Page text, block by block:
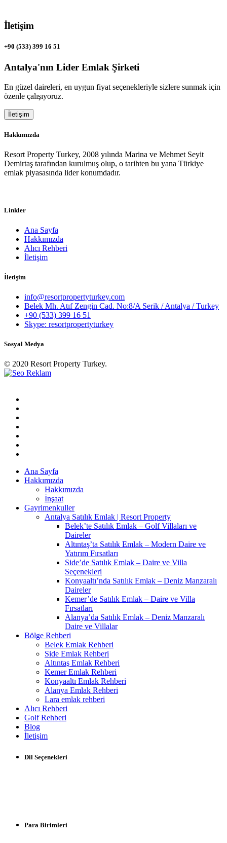
İletişim
+90 (533) 399 16 51
Antalya'nın Lider Emlak Şirketi
En güzel daireleri, en uygun fiyat seçenekleriyle sizlere sunmak için
özenle çalışıyoruz.
İletişim
Hakkımızda
Resort Property Turkey, 2008 yılında Marina ve Mehmet Seyit
Demirtaş tarafından kurulmuş olup, o tarihten bu yana Türkiye
emlak piyasasında lider konumdadır.
Linkler
Ana Sayfa
Hakkımızda
Alıcı Rehberi
İletişim
İletişim
info@resortpropertyturkey.com
Belek Mh. Atıf Zengin Cad. No:8/A Serik / Antalya / Turkey
+90 (533) 399 16 51
Skype: resortpropertyturkey
Sosyal Medya
© 2020 Resort Property Turkey.
Ana Sayfa
Hakkımızda
Hakkımızda
İnşaat
Gayrimenkuller
Antalya Satılık Emlak | Resort Property
Belek’te Satılık Emlak – Golf Villaları ve
Daireler
Altıntaş’ta Satılık Emlak – Modern Daire ve
Yatırım Fırsatları
Side’de Satılık Emlak – Daire ve Villa
Seçenekleri
Konyaaltı’nda Satılık Emlak – Deniz Manzaralı
Daireler
Kemer’de Satılık Emlak – Daire ve Villa
Fırsatları
Alanya’da Satılık Emlak – Deniz Manzaralı
Daire ve Villalar
Bölge Rehberi
Belek Emlak Rehberi
Side Emlak Rehberi
Altıntaş Emlak Rehberi
Kemer Emlak Rehberi
Konyaaltı Emlak Rehberi
Alanya Emlak Rehberi
Lara emlak rehberi
Alıcı Rehberi
Golf Rehberi
Blog
İletişim
Dil Seçenekleri
Para Birimleri